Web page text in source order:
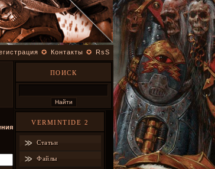
✪ Контакты ✪ RsS
ПОИСК
VERMINTIDE 2
Статьи
Файлы